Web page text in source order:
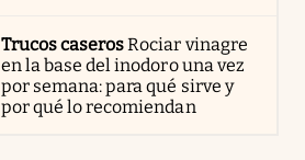
Trucos caserosRociar vinagre
en la base del inodoro una vez
por semana: para qué sirve y
por qué lo recomiendan